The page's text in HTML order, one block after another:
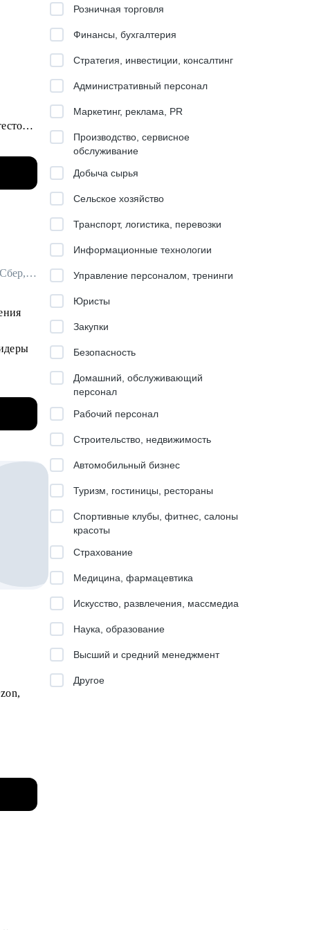
в
Ментор для руководителей / Руководитель стратегических проектов / ex-Сбер, МТС
Розничная торговля
Финансы, бухгалтерия
Стратегия, инвестиции, консалтинг
Административный персонал
Маркетинг, реклама, PR
Производство, сервисное
обслуживание
Добыча сырья
Сельское хозяйство
Транспорт, логистика, перевозки
Информационные технологии
Управление персоналом, тренинги
Юристы
Закупки
Безопасность
Домашний, обслуживающий
персонал
Рабочий персонал
Строительство, недвижимость
Автомобильный бизнес
Туризм, гостиницы, рестораны
Спортивные клубы, фитнес, салоны
красоты
Страхование
Медицина, фармацевтика
Искусство, развлечения, массмедиа
Наука, образование
Высший и средний менеджмент
Другое